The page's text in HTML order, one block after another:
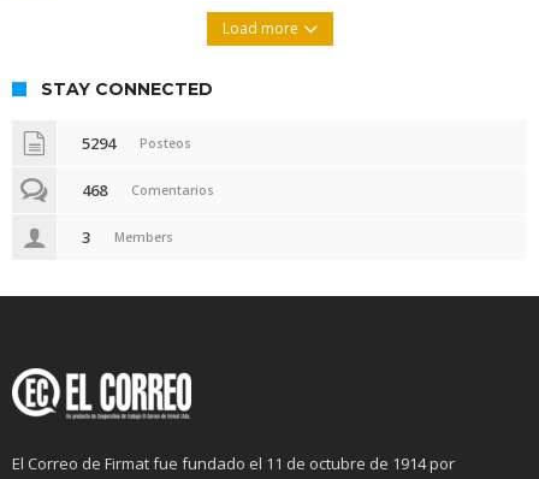
Load more
STAY CONNECTED
5294 Posteos
468 Comentarios
3 Members
El Correo de Firmat fue fundado el 11 de octubre de 1914 por